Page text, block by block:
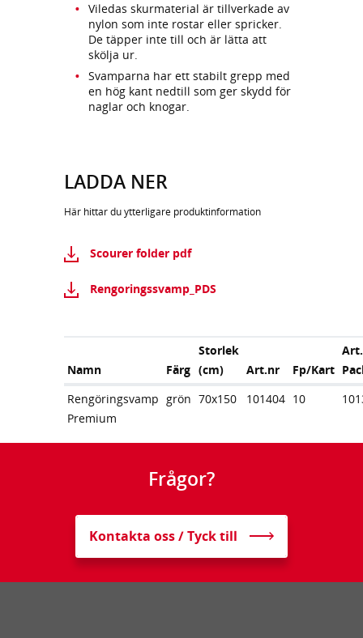
Viledas skurmaterial är tillverkade av
nylon som inte rostar eller spricker.
De täpper inte till och är lätta att
skölja ur.
Svamparna har ett stabilt grepp med
en hög kant nedtill som ger skydd för
naglar och knogar.
LADDA NER
Här hittar du ytterligare produktinformation
Scourer folder pdf
Rengoringssvamp_PDS
Namn Färg
Storlek
(cm)
Art.nr Fp/Kart
Rengöringsvamp
Premium
grön 70x150 101404 10
Frågor?
Kontakta oss / Tyck till